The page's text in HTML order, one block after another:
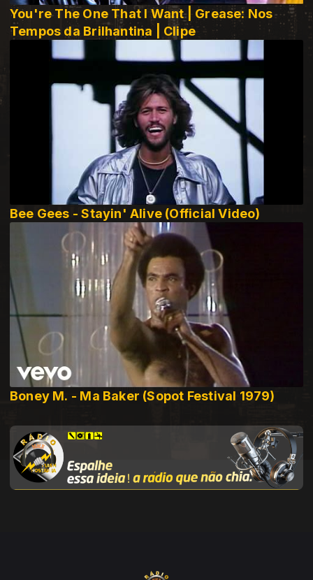
You're The One That I Want | Grease: Nos
Tempos da Brilhantina | Clipe
Bee Gees - Stayin' Alive (Official Video)
Boney M. - Ma Baker (Sopot Festival 1979)